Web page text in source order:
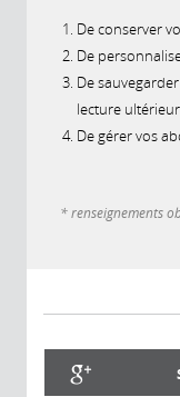
De conserver
De
De
lecture
De gérer vos
* renseignements